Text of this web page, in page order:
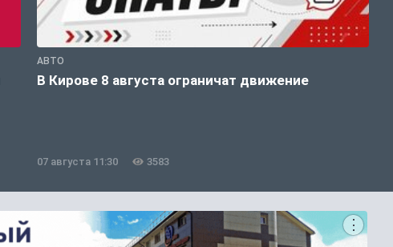
АВТО
В Кирове 8 августа ограничат движение
07 августа 11:30 3583